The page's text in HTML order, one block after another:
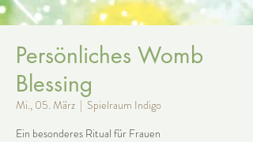
Persönliches Womb
Blessing
Mi., 05. März
  |
Spielraum Indigo
Ein besonderes Ritual für Frauen